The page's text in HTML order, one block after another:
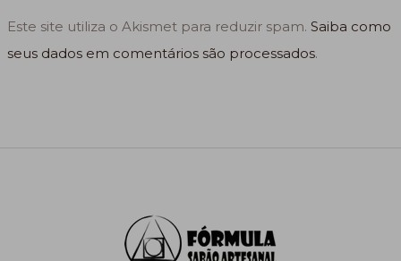
Este site utiliza o Akismet para reduzir spam.Saiba como
seus dados em comentários são processados.